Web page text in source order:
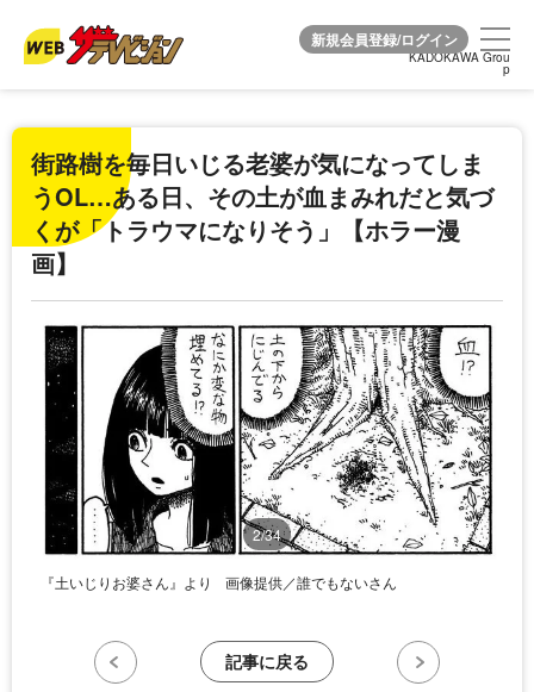
KADOKAWA Grou
p
KADOKAWA Grou
p
街路樹を毎日いじる老婆が気になってしま
うOL…ある日、その土が血まみれだと気づ
くが「トラウマになりそう」【ホラー漫
画】
2/34
『土いじりお婆さん』より 画像提供／誰でもないさん
記事に戻る